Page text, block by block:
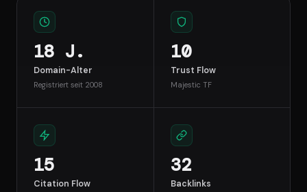
18 J.
Domain-Alter
Registriert seit 2008
10
Trust Flow
Majestic TF
15
Citation Flow
32
Backlinks